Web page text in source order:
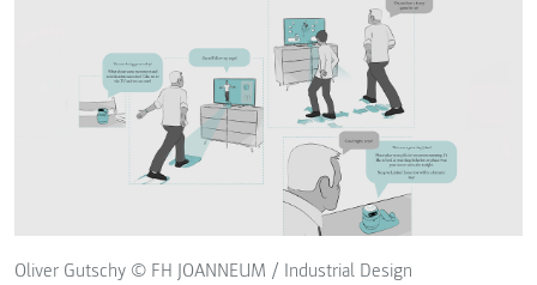
Oliver Gutschy © FH JOANNEUM / Industrial Design